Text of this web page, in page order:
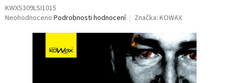
KWXS309LSI1015
Průměrné
Neohodnoceno Podrobnosti hodnocení Značka: KOWAX